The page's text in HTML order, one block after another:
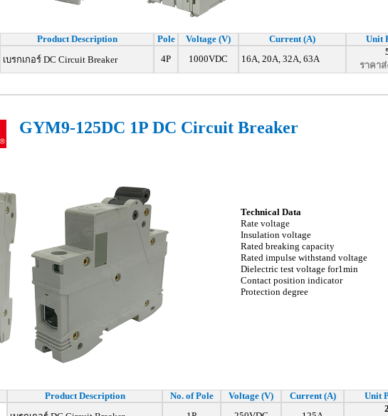
Product Description Pole Voltage (V) Current (A)
Unit
เบรกเกอร์ DC Circuit Breaker 4P 1000VDC 16A, 20A, 32A, 63A
ราคา
GYM9-125DC 1P DC Circuit Breaker
Technical Data
Rate voltage
Insulation voltage
Rated breaking capacity
Rated impulse withstand voltage
Dielectric test voltage for1min
Contact position indicator
Protection degree
Product Description No. of Pole Voltage (V) Current (A)
Unit